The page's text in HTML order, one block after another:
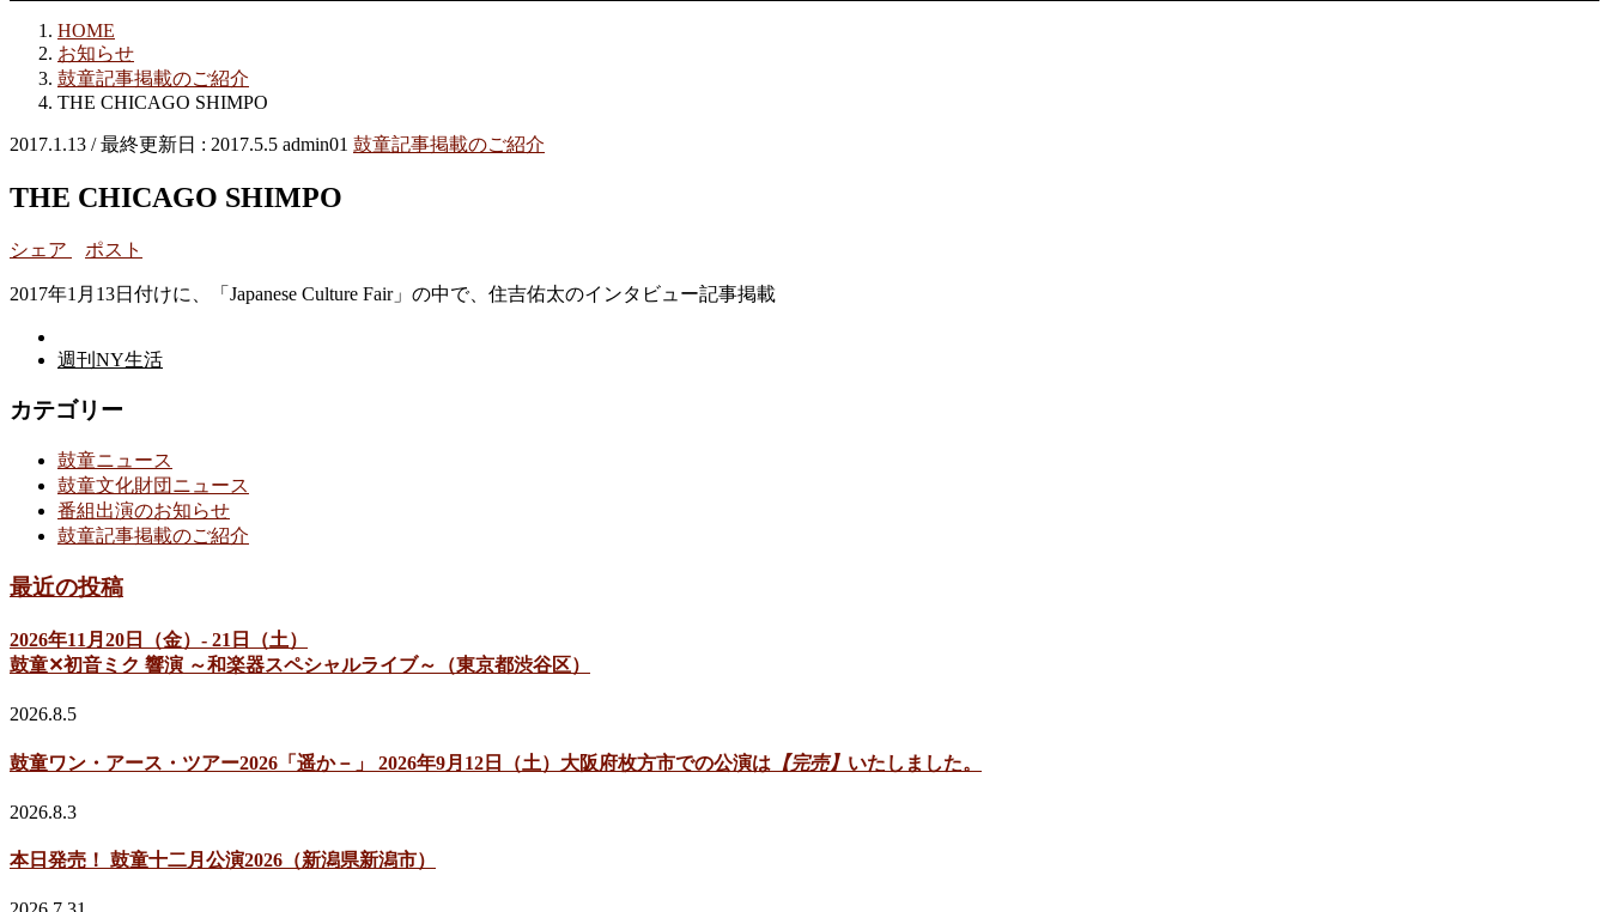
HOME
お知らせ
鼓童記事掲載のご紹介
THE CHICAGO SHIMPO
2017.1.13 / 最終更新日 : 2017.5.5 admin01 鼓童記事掲載のご紹介
THE CHICAGO SHIMPO
シェア ポスト
2017年1月13日付けに、「Japanese Culture Fair」の中で、住吉佑太のインタビュー記事掲載
週刊NY生活
カテゴリー
鼓童ニュース
鼓童文化財団ニュース
番組出演のお知らせ
鼓童記事掲載のご紹介
最近の投稿
2026年11月20日（金）- 21日（土）
鼓童✕初音ミク 響演 ～和楽器スペシャルライブ～（東京都渋谷区）
2026.8.5
鼓童ワン・アース・ツアー2026「遥か－」 2026年9月12日（土）大阪府枚方市での公演は 【完売】 いたしました。
2026.8.3
本日発売！ 鼓童十二月公演2026（新潟県新潟市）